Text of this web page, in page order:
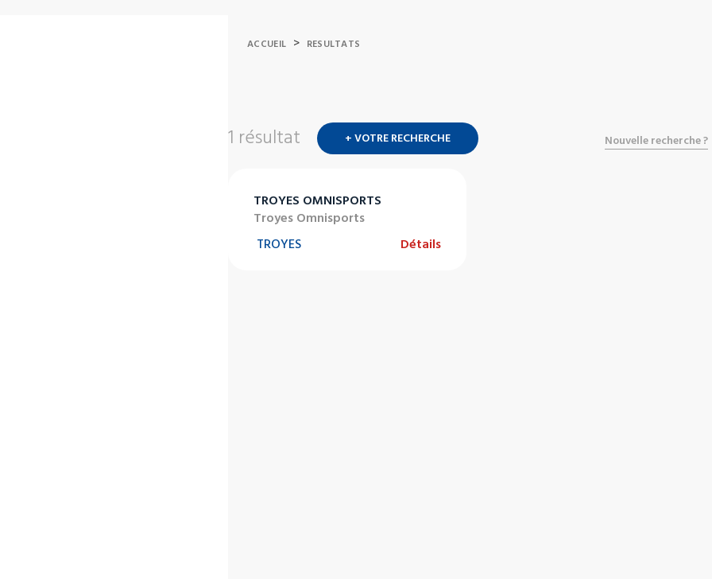
ACCUEIL > RESULTATS
1 résultat + VOTRE RECHERCHE Nouvelle recherche ?
TROYES OMNISPORTS
Troyes Omnisports
TROYES
Détails